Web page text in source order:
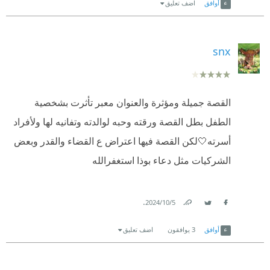
أوافق اضف تعليق
snx
القصة جميلة ومؤثرة والعنوان معبر تأثرت بشخصية
الطفل بطل القصة ورقته وحبه لوالدته وتفانيه لها ولأفراد
أسرته🤍لكن القصة فيها اعتراض ع القضاء والقدر وبعض
الشركيات مثل دعاء بوذا استغفرالله
5‏/10‏/2024
.
أوافق 3 يوافقون اضف تعليق